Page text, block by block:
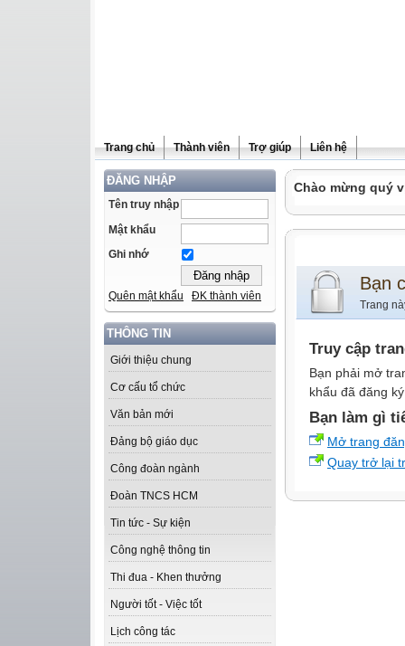
Trang chủ Thành viên Trợ giúp Liên hệ
ĐĂNG NHẬP
Tên truy nhập
Mật khẩu
Ghi nhớ
Quên mật khẩu ĐK thành viên
THÔNG TIN
Giới thiệu chung
Cơ cấu tổ chức
Văn bản mới
Đảng bộ giáo dục
Công đoàn ngành
Đoàn TNCS HCM
Tin tức - Sự kiện
Công nghệ thông tin
Thi đua - Khen thưởng
Người tốt - Việc tốt
Lịch công tác
Chào mừng quý
Bạn
Trang
Truy cập
Bạn phải mở
khẩu đã đăng
Bạn làm gì
Mở trang
Quay trở lại